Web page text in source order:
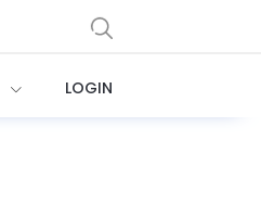
LOGIN